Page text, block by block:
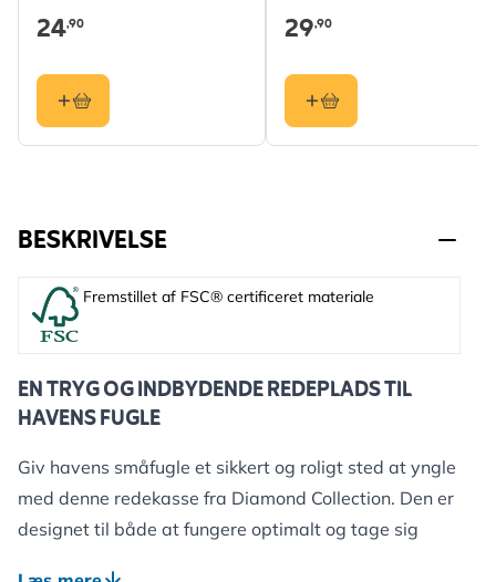
24,90 29,90
BESKRIVELSE
Fremstillet af FSC® certificeret materiale
EN TRYG OG INDBYDENDE REDEPLADS TIL
HAVENS FUGLE
Giv havens småfugle et sikkert og roligt sted at yngle
med denne redekasse fra Diamond Collection. Den er
designet til både at fungere optimalt og tage sig